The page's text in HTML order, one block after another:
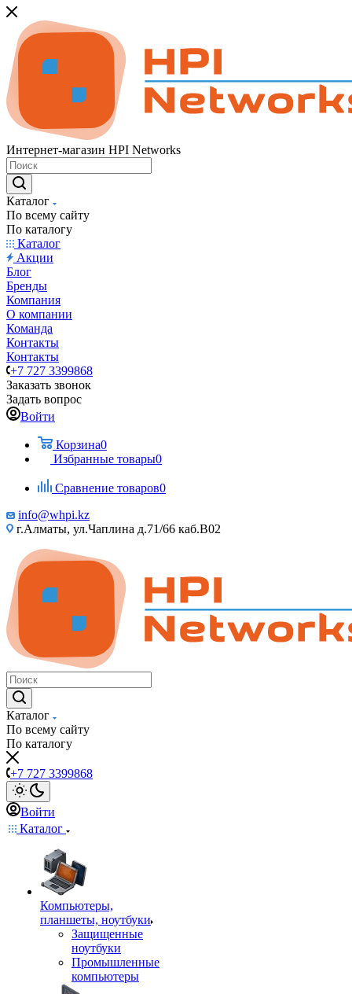
Интернет-магазин HPI Networks
Каталог
По всему сайту
По каталогу
Каталог
Акции
Блог
Бренды
Компания
О компании
Команда
Контакты
Контакты
+7 727 3399868
Заказать звонок
Задать вопрос
Войти
Корзина0
Избранные товары0
Сравнение товаров0
info@whpi.kz
г.Алматы, ул.Чаплина д.71/66 каб.B02
Каталог
По всему сайту
По каталогу
+7 727 3399868
Войти
Каталог
Компьютеры,
планшеты, ноутбуки
Защищенные
ноутбуки
Промышленные
компьютеры